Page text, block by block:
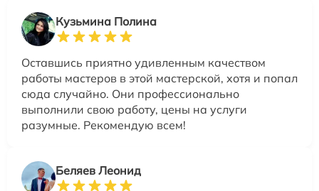
Кузьмина Полина
Оставшись приятно удивленным качеством
работы мастеров в этой мастерской, хотя и попал
сюда случайно. Они профессионально
выполнили свою работу, цены на услуги
разумные. Рекомендую всем!
Беляев Леонид